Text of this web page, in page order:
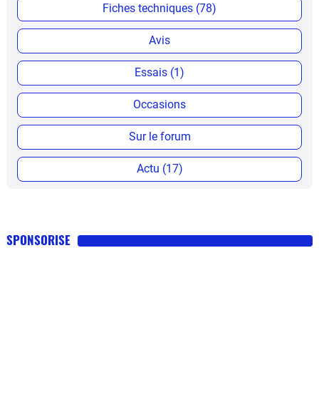
Fiches techniques (78)
Avis
Essais (1)
Occasions
Sur le forum
Actu (17)
SPONSORISE